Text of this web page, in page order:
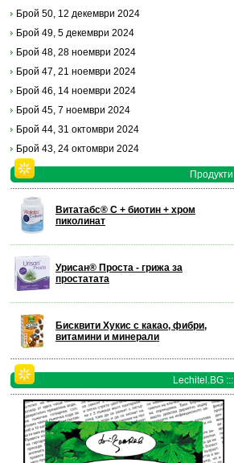
Брой 50, 12 декември 2024
Брой 49, 5 декември 2024
Брой 48, 28 ноември 2024
Брой 47, 21 ноември 2024
Брой 46, 14 ноември 2024
Брой 45, 7 ноември 2024
Брой 44, 31 октомври 2024
Брой 43, 24 октомври 2024
Продукти
Витатабс® С + биотин + хром
пиколинат
Урисан® Проста - грижа за
простатата
Бисквити Хукис с какао, фибри,
витамини и минерали
Lechitel.BG :::